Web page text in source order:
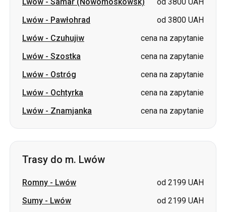
Lwów - Pawłohrad
od 3800 UAH
Lwów - Czuhujiw
cena na zapytanie
Lwów - Szostka
cena na zapytanie
Lwów - Ostróg
cena na zapytanie
Lwów - Ochtyrka
cena na zapytanie
Lwów - Znamjanka cena na zapytanie
Trasy do m. Lwów
Romny - Lwów
od 2199 UAH
Sumy - Lwów
od 2199 UAH